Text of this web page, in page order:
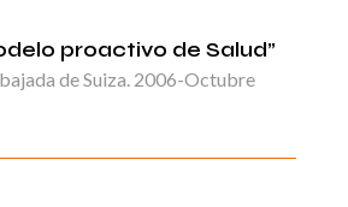
proactivo de Salud”
de Suiza. 2006-Octubre